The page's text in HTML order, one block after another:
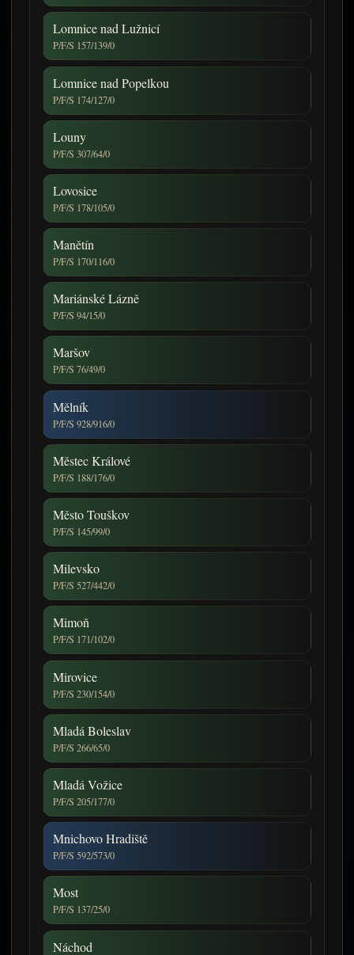
Lomnice nad Lužnicí
P/F/S 157/139/0
Lomnice nad Popelkou
P/F/S 174/127/0
Louny
P/F/S 307/64/0
Lovosice
P/F/S 178/105/0
Manětín
P/F/S 170/116/0
Mariánské Lázně
P/F/S 94/15/0
Maršov
P/F/S 76/49/0
Mělník
P/F/S 928/916/0
Městec Králové
P/F/S 188/176/0
Město Touškov
P/F/S 145/99/0
Milevsko
P/F/S 527/442/0
Mimoň
P/F/S 171/102/0
Mirovice
P/F/S 230/154/0
Mladá Boleslav
P/F/S 266/65/0
Mladá Vožice
P/F/S 205/177/0
Mnichovo Hradiště
P/F/S 592/573/0
Most
P/F/S 137/25/0
Náchod